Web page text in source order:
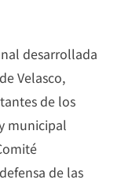
desarrollada
Velasco,
de los
municipal
de las